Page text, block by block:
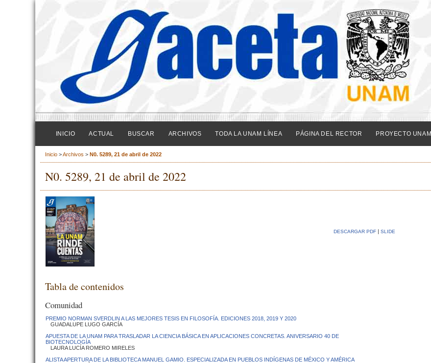
INICIO ACTUAL BUSCAR ARCHIVOS TODA LA UNAM LÍNEA PÁGINA DEL RECTOR PROYECTO UNAM
Inicio >Archivos > N0. 5289, 21 de abril de 2022
N0. 5289, 21 de abril de 2022
DESCARGAR PDF | SLIDE
Tabla de contenidos
Comunidad
PREMIO NORMAN SVERDLIN A LAS MEJORES TESIS EN FILOSOFÍA. EDICIONES 2018, 2019 Y 2020
GUADALUPE LUGO GARCÍA
APUESTA DE LA UNAM PARA TRASLADAR LA CIENCIA BÁSICA EN APLICACIONES CONCRETAS. ANIVERSARIO 40 DE
BIOTECNOLOGÍA
LAURA LUCÍA ROMERO MIRELES
ALISTA APERTURA DE LA BIBLIOTECA MANUEL GAMIO. ESPECIALIZADA EN PUEBLOS INDÍGENAS DE MÉXICO Y AMÉRICA